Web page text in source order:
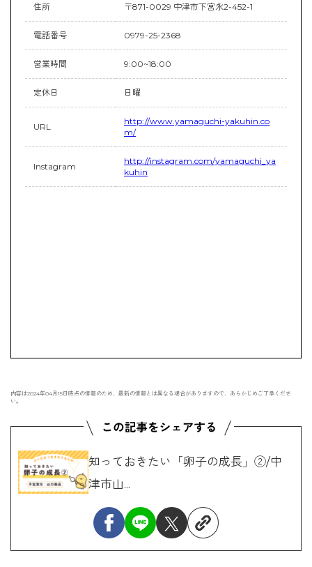
住所 〒871-0029 中津市下宮永2-452-1
電話番号 0979-25-2368
営業時間 9:00~18:00
定休日 日曜
URL
http://www.yamaguchi-yakuhin.co
m/
Instagram
http://instagram.com/yamaguchi_ya
kuhin
内容は2024年04月15日時点の情報のため、最新の情報とは異なる場合がありますので、あらかじめご了承くださ
い。
知っておきたい「卵子の成長」②/中
津市山...